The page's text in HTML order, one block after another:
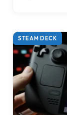
STEAM DECK